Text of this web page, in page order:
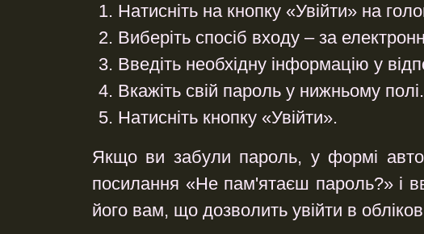
Натисніть на кнопку «Увійти» на
Виберіть спосіб входу – за
Введіть необхідну інформацію у
Вкажіть свій пароль у нижньому полі.
Натисніть кнопку «Увійти».
Якщо ви забули пароль, у формі
посилання «Не пам'ятаєш пароль?» і
його вам, що дозволить увійти в